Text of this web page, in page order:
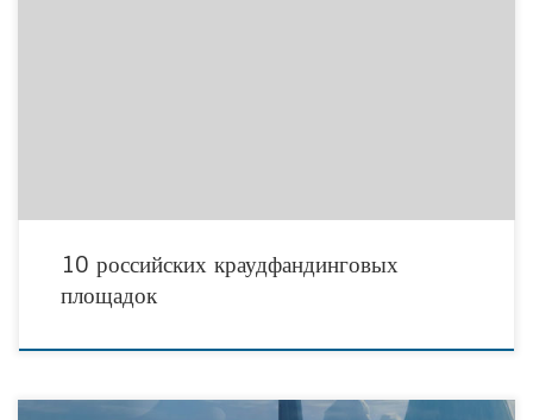
10 российских краудфандинговых
площадок